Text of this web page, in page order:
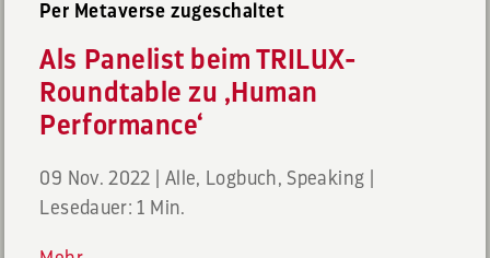
Per Metaverse zugeschaltet
Als Panelist beim TRILUX-
Roundtable zu ‚Human
Performance‘
09 Nov. 2022 Alle, Logbuch,Speaking
Lesedauer: 1 Min.